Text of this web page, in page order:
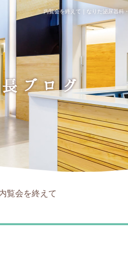
内覧会を終えて｜なりた泌尿器科
ブログ
覧会を終えて